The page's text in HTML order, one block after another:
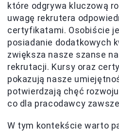
które odgrywa kluczową
uwagę rekrutera
certyfikatami. Osobiście
posiadanie dodatkowych
zwiększa nasze szanse
rekrutacji. Kursy oraz
pokazują nasze
potwierdzają chęć
co dla pracodawcy
W tym kontekście warto